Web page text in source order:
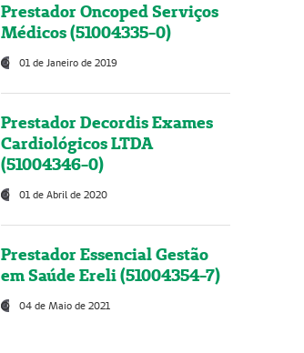
Prestador Oncoped Serviços
Médicos (51004335-0)
01 de Janeiro de 2019
Prestador Decordis Exames
Cardiológicos LTDA
(51004346-0)
01 de Abril de 2020
Prestador Essencial Gestão
em Saúde Ereli (51004354-7)
04 de Maio de 2021